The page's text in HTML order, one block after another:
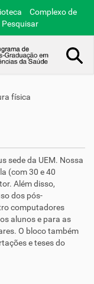
Complexo de
Pesquisar
física
sede da UEM. Nossa
(com 30 e 40
Além disso,
dos pós-
computadores
alunos e para as
O bloco também
e teses do